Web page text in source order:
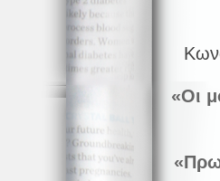
«Οι